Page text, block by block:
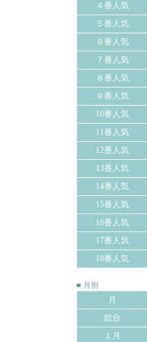
４番人気
５番人気
６番人気
７番人気
８番人気
９番人気
10番人気
11番人気
12番人気
13番人気
14番人気
15番人気
16番人気
17番人気
18番人気
■ 月別
月
総合
１月